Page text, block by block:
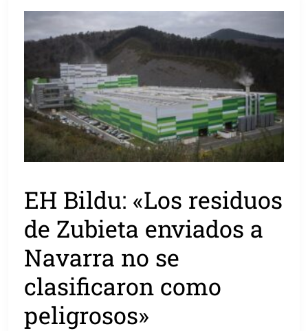
EH Bildu: «Los residuos
de Zubieta enviados a
Navarra no se
clasificaron como
peligrosos»